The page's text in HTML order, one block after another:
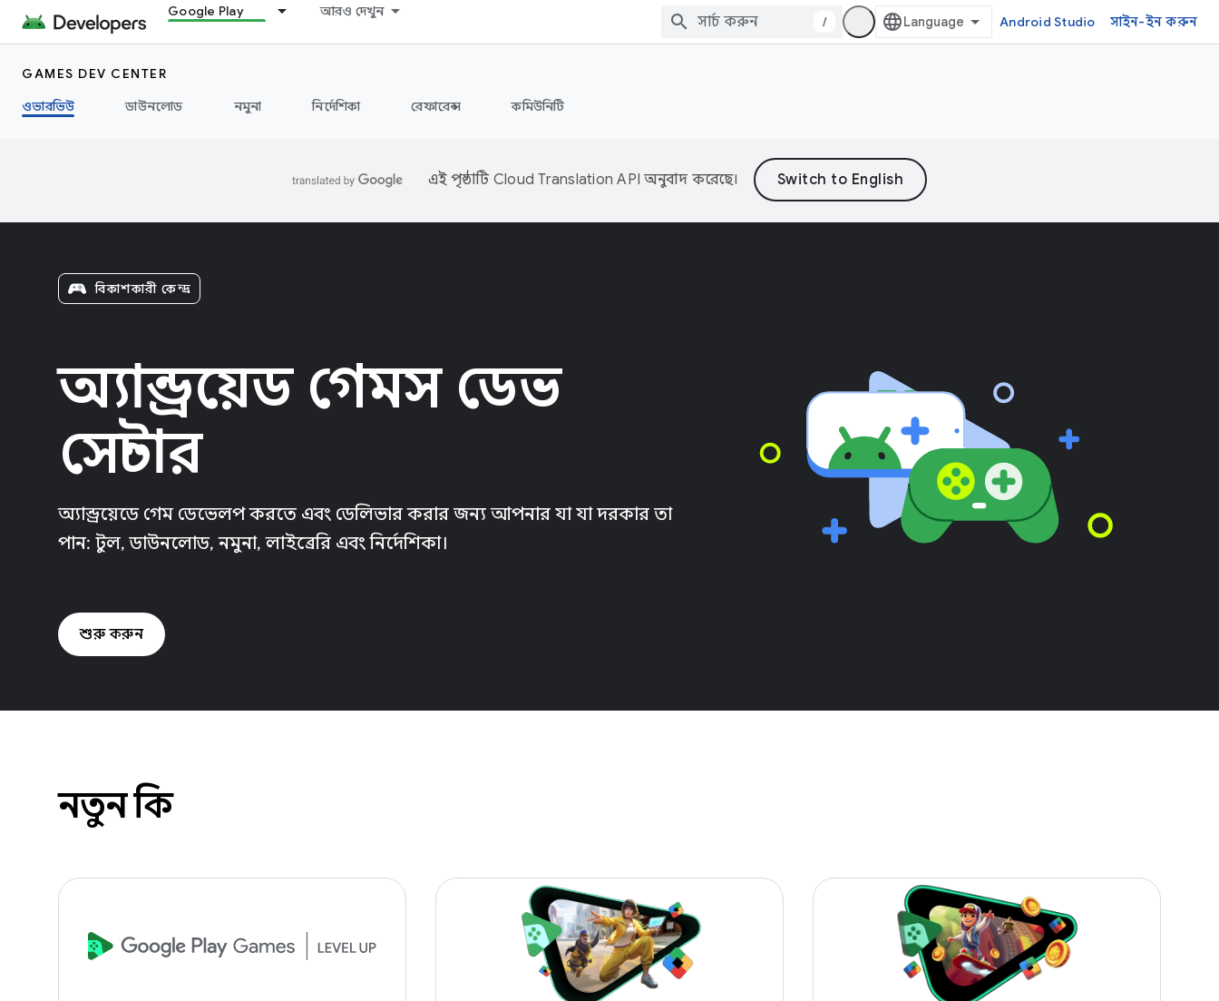
Google Play আরও দেখুন
/ Android Studio সাইন-ইন করুন
GAMES DEV CENTER
ওভারভিউ
ডাউনলোড নমুনা নির্দেশিকা রেফারেন্স কমিউনিটি
এই পৃষ্ঠাটি Cloud Translation API অনুবাদ করেছে।
বিকাশকারী কেন্দ্র
অ্যান্ড্রয়েড গেমস ডেভ
সেন্টার
অ্যান্ড্রয়েডে গেম ডেভেলপ করতে এবং ডেলিভার করার জন্য আপনার যা যা দরকার তা
পান: টুল, ডাউনলোড, নমুনা, লাইব্রেরি এবং নির্দেশিকা।
শুরু করুন
নতুন কি